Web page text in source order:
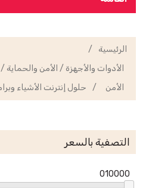
الرئيسية
/
الأدوات والأجهزة / الأمن
الأمن
/ حلول إنترنت الأشياء
التصفية بالسعر
010000